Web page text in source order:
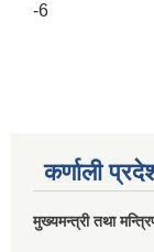
-6
कर्णाली
मुख्यमन्त्री तथा